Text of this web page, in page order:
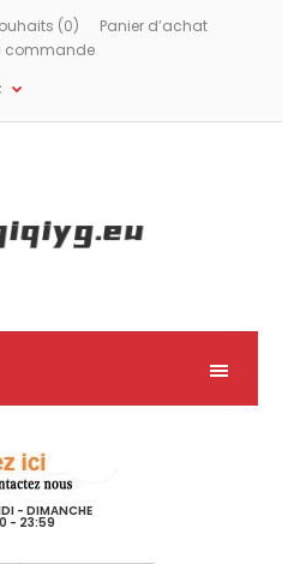
(0)
Panier d’achat
commande
- DIMANCHE
- 23:59